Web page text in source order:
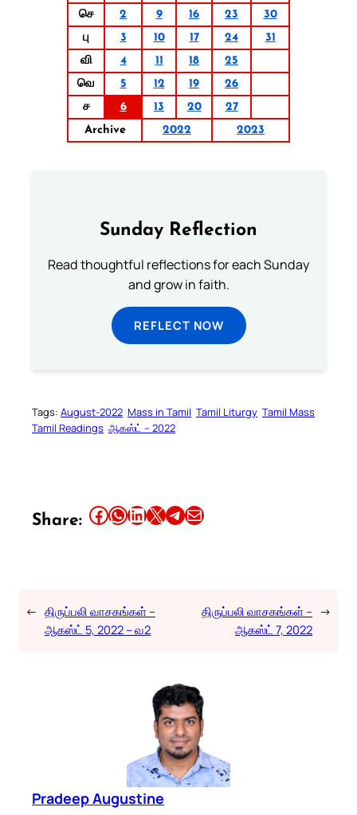
செ
2 9 16 23
30
பு
3 10 17 24
31
வி
4 11 18
25
வெ
5 12 19
26
ச
6 13 20
27
Archive
2022 2023
Sunday Reflection
Read thoughtful reflections for each Sunday
and grow in faith.
REFLECT NOW
Tags: August-2022 Mass in Tamil Tamil Liturgy Tamil Mass
Tamil Readings ஆகஸ்ட் – 2022
Share: Share this article on Facebook Share this article on WhatsApp Share this article on LinkedIn Share this article on X Share this article on TelegramEmail this Article
← திருப்பலி வாசகங்கள் –
ஆகஸ்ட் 5, 2022 – வ2
திருப்பலி வாசகங்கள் –
ஆகஸ்ட் 7, 2022
→
Pradeep Augustine